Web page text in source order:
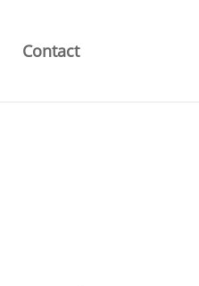
Contact